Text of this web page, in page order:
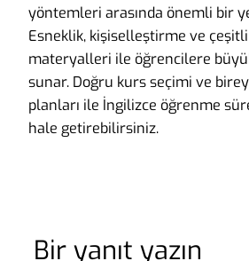
yöntemleri arasında önemli bir
Esneklik, kişiselleştirme ve
materyalleri ile öğrencilere
sunar. Doğru kurs seçimi ve
planları ile İngilizce öğrenme
hale getirebilirsiniz.
Bir yanıt yazın